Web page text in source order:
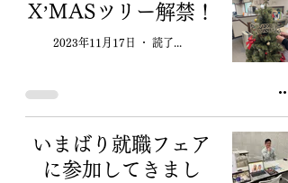
X’MASツリー解禁！
2023年11月17日
いまばり就職フェア
に参加してきまし